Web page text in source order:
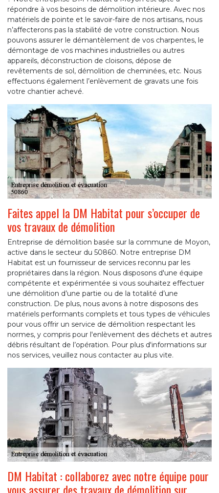
répondre à vos besoins de démolition intérieure. Avec nos
matériels de pointe et le savoir-faire de nos artisans, nous
n’affecterons pas la stabilité de votre construction. Nous
pouvons assurer le démantèlement de vos charpentes, le
démontage de vos machines industrielles ou autres
appareils, déconstruction de cloisons, dépose de
revêtements de sol, démolition de cheminées, etc. Nous
effectuons également l’enlèvement de gravats une fois
votre chantier achevé.
Faites appel la DM Habitat pour s’occuper de
vos travaux de démolition
Entreprise de démolition basée sur la commune de Moyon,
active dans le secteur du 50860. Notre entreprise DM
Habitat est un fournisseur de services reconnu par les
propriétaires dans la région. Nous disposons d'une équipe
compétente et expérimentée si vous souhaitez effectuer
une démolition d’une partie ou de la totalité d’une
construction. De plus, nous avons à notre disposons des
matériels performants complets et tous types de véhicules
pour vous offrir un service de démolition respectant les
normes, y compris pour l'enlèvement des déchets et autres
débris résultant de l’opération. Pour plus d'informations sur
nos services, veuillez nous contacter au plus vite.
DM Habitat : collaborez avec notre équipe pour
vous assurer des travaux de démolition sur